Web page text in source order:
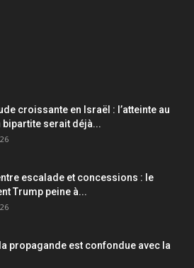
croissante en Israël : l’atteinte au
bipartite serait déjà...
escalade et concessions : le
Trump peine à...
propagande est confondue avec la